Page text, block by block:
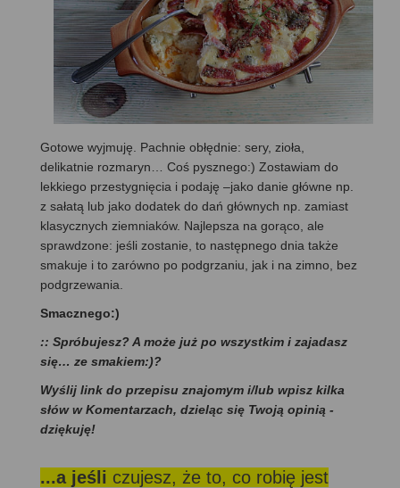
Gotowe wyjmuję. Pachnie obłędnie: sery, zioła,
delikatnie rozmaryn… Coś pysznego:) Zostawiam do
lekkiego przestygnięcia i podaję –jako danie główne np.
z sałatą lub jako dodatek do dań głównych np. zamiast
klasycznych ziemniaków. Najlepsza na gorąco, ale
sprawdzone: jeśli zostanie, to następnego dnia także
smakuje i to zarówno po podgrzaniu, jak i na zimno, bez
podgrzewania.
Smacznego:)
:: Spróbujesz? A może już po wszystkim i zajadasz
się… ze smakiem:)?
Wyślij link do przepisu znajomym i/lub wpisz kilka
słów w Komentarzach, dzieląc się Twoją opinią -
dziękuję!
...a jeśli czujesz, że to, co robię jest